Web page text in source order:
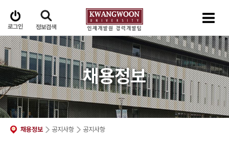
로그인 정보검색
채용정보
채용정보 공지사항 공지사항